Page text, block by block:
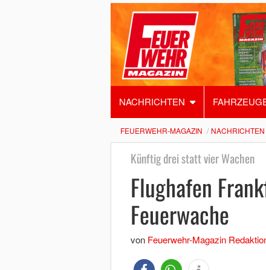
NACHRICHTEN
FEUERWEHR-MAGAZIN NACHRICHTEN
Künftig drei statt vier Wachen
Flughafen
Feuerwache
von Feuerwehr-Magazin